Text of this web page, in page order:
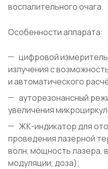
воспалительного очага.
Особенности аппарата:
цифровой
излучения с
и автоматического
ауторезонансный
увеличения
ЖК-индикатор для
проведения лазерной
волн, мощность лазера,
модуляции, доза);